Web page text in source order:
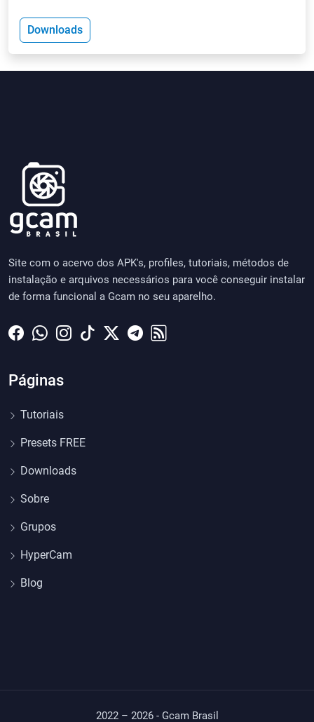
Downloads
Site com o acervo dos APK's, profiles, tutoriais, métodos de
instalação e arquivos necessários para você conseguir instalar
de forma funcional a Gcam no seu aparelho.
Páginas
Tutoriais
Presets FREE
Downloads
Sobre
Grupos
HyperCam
Blog
2022 – 2026 - Gcam Brasil